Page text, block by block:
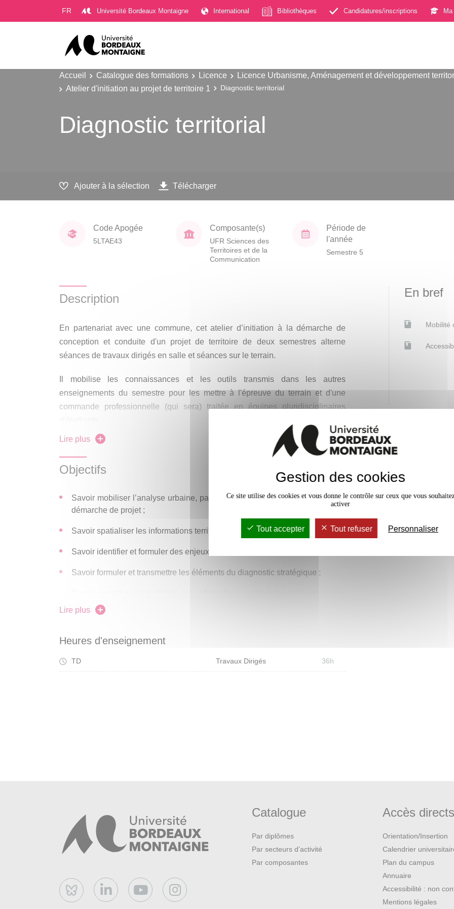
FR Université Bordeaux Montaigne International Bibliothèques Candidatures/inscriptions Ma
Accueil Catalogue des formations Licence
Licence Urbanisme, Aménagement et développement
Atelier d'initiation au projet de territoire 1
Diagnostic territorial
Diagnostic territorial
Ajouter à la sélection Télécharger
Code Apogée
5LTAE43
Composante(s)
UFR Sciences des
Territoires et de la
Communication
Période de
l'année
Semestre 5
Description
En partenariat avec une commune, cet atelier d’initiation à la démarche de
conception et conduite d'un projet de territoire de deux semestres alterne
séances de travaux dirigés en salle et séances sur le terrain.
Il mobilise les connaissances et les outils transmis dans les autres
enseignements du semestre pour les mettre à l'épreuve du terrain et d'une
commande professionnelle (qui sera) traitée en équipes pluridisciplinaires
Ce premier temps d'atelier est consacré à l'apprentissage de démarches et
méthodes de diagnostic territorial ancrées dans un terrain donné. La capacité à
élaborer un positionnement d’équipe, à identifier, formuler et traduire
connaissance tels que outils d’enquête et entretien d’acteurs, données
statistiques, cartographiques, etc. constitue les attendus pédagogiques et
professionnels de cet atelier.
Lire plus
Objectifs
Savoir mobiliser l’analyse urbaine, paysagère et territoriale au service de la
démarche de projet ;
Savoir spatialiser les informations territoriales ;
Savoir identifier et formuler des enjeux territoriaux ;
Savoir formuler et transmettre les éléments du diagnostic stratégique ;
prendre position en tant qu’équipe-projet en réponse à une commande de
maitrise d’ouvrage.
Lire plus
Heures d'enseignement
TD Travaux Dirigés 36h
En bref
Mobilité
Bluesky
Catalogue
Par diplômes
Par secteurs d’activité
Par composantes
Accès
Orientation/Insertion
Calendrier
Plan du campus
Annuaire
Accessibilité : non
Mentions légales
Gestion des cookies
Ce site utilise des cookies et vous donne le contrôle sur ceux que vous
activer
Tout accepter Tout refuser Personnaliser